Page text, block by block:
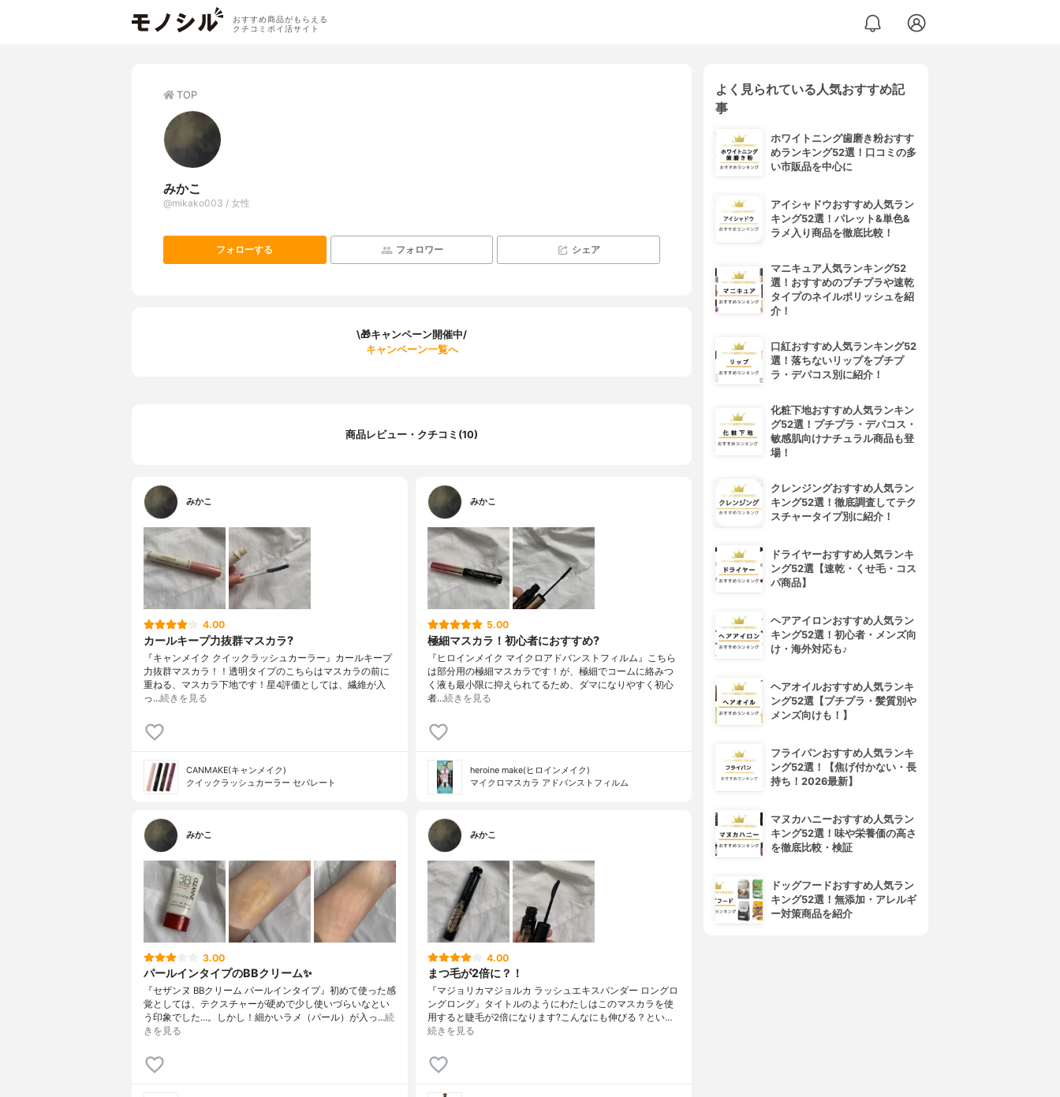
おすすめ商品がもらえる
クチコミポイ活サイト
TOP
みかこ
@mikako003 / 女性
フォローする フォロワー シェア
\🎁キャンペーン開催中/
キャンペーン一覧へ
商品レビュー・クチコミ(10)
みかこ
4.00
カールキープ力抜群マスカラ?
『キャンメイク クイックラッシュカーラー』カールキープ
力抜群マスカラ！！透明タイプのこちらはマスカラの前に
重ねる、マスカラ下地です！星4評価としては、繊維が入
っ…続きを見る
CANMAKE(キャンメイク)
クイックラッシュカーラー セパレート
みかこ
5.00
極細マスカラ！初心者におすすめ?
『ヒロインメイク マイクロアドバンストフィルム』こちら
は部分用の極細マスカラです！が、極細でコームに絡みつ
く液も最小限に抑えられてるため、ダマになりやすく初心
者…続きを見る
heroine make(ヒロインメイク)
マイクロマスカラ アドバンストフィルム
みかこ
3.00
パールインタイプのBBクリーム✨
『セザンヌ BBクリーム パールインタイプ』初めて使った感
覚としては、テクスチャーが硬めで少し使いづらいなとい
う印象でした…。しかし！細かいラメ（パール）が入っ…続
きを見る
みかこ
4.00
まつ毛が2倍に？！
『マジョリカマジョルカ ラッシュエキスパンダー ロングロ
ングロング』タイトルのようにわたしはこのマスカラを使
用すると睫毛が2倍になります?こんなにも伸びる？とい…
続きを見る
よく見られている人気おすすめ記
事
ホワイトニング歯磨き粉おすす
めランキング52選！口コミの多
い市販品を中心に
アイシャドウおすすめ人気ラン
キング52選！パレット&単色&
ラメ入り商品を徹底比較！
マニキュア人気ランキング52
選！おすすめのプチプラや速乾
タイプのネイルポリッシュを紹
介！
口紅おすすめ人気ランキング52
選！落ちないリップをプチプ
ラ・デパコス別に紹介！
化粧下地おすすめ人気ランキン
グ52選！プチプラ・デパコス・
敏感肌向けナチュラル商品も登
場！
クレンジングおすすめ人気ラン
キング52選！徹底調査してテク
スチャータイプ別に紹介！
ドライヤーおすすめ人気ランキ
ング52選【速乾・くせ毛・コス
パ商品】
ヘアアイロンおすすめ人気ラン
キング52選！初心者・メンズ向
け・海外対応も♪
ヘアオイルおすすめ人気ランキ
ング52選【プチプラ・髪質別や
メンズ向けも！】
フライパンおすすめ人気ランキ
ング52選！【焦げ付かない・長
持ち！2026最新】
マヌカハニーおすすめ人気ラン
キング52選！味や栄養価の高さ
を徹底比較・検証
ドッグフードおすすめ人気ラン
キング52選！無添加・アレルギ
ー対策商品を紹介